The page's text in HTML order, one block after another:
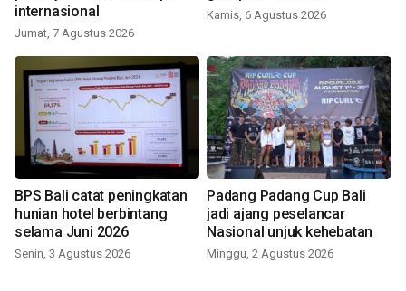
internasional
Jumat, 7 Agustus 2026
Kamis, 6 Agustus 2026
BPS Bali catat peningkatan
hunian hotel berbintang
selama Juni 2026
Senin, 3 Agustus 2026
Padang Padang Cup Bali
jadi ajang peselancar
Nasional unjuk kehebatan
Minggu, 2 Agustus 2026